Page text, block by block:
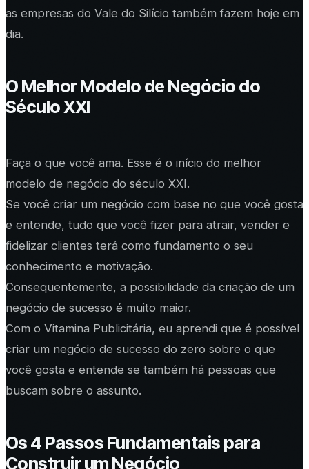
as empresas do Vale do Silício também fazem hoje em
dia.
O Melhor Modelo de Negócio do
Século XXI
Faça o que você ama. Esse é o início do melhor
modelo de negócio do século XXI.
Se você criar um negócio com base no que você gosta
e entende, tudo que você fizer para atrair, vender e
fidelizar clientes terá como fundamento o seu
conhecimento e motivação.
Consequentemente, a possibilidade da criação de um
negócio de sucesso é muito maior.
Com o Vitamina Publicitária, eu aprendi que é possível
criar um negócio de sucesso do zero sobre o que
você gosta e entende se também há pessoas que
buscam sobre o assunto.
Os 4 Passos Fundamentais para
Construir um Negócio